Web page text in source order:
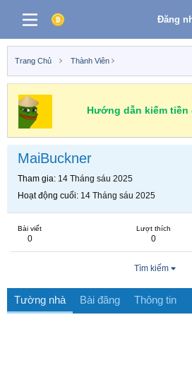
Đăng
Trang Chủ Thành Viên
Hướng dẫn kiếm
MaiBuckner
Tham gia 14 Tháng sáu 2025
Hoạt động cuối 14 Tháng sáu 2025
Bài viết
0
Lượt thích
0
Tìm kiếm
Tường nhà Bài đăng Thông tin